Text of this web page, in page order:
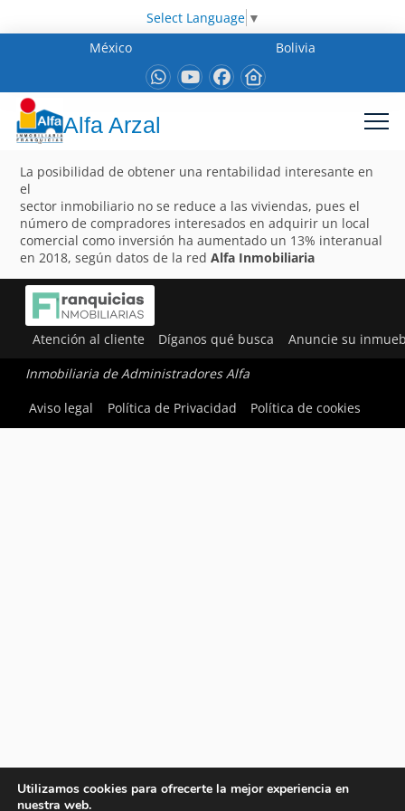
Select Language ▼
México
Bolivia
Alfa Arzal
La posibilidad de obtener una rentabilidad interesante en
el
sector inmobiliario no se reduce a las viviendas, pues el
número de compradores interesados en adquirir un local
comercial como inversión ha aumentado un 13% interanual
en 2018, según datos de la redAlfa Inmobiliaria
Atención al cliente Díganos qué busca Anuncie su
Inmobiliaria de Administradores Alfa
Aviso legal
Política de Privacidad Política de cookies
Utilizamos cookies para ofrecerte la mejor experiencia en
nuestra web.